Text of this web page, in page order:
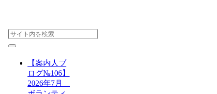
【案内人ブ
ログ№106】
2026年7月